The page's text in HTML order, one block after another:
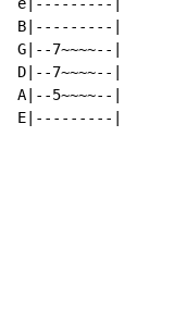
e|---------|
B|---------|
G|--7~~~~--|
D|--7~~~~--|
A|--5~~~~--|
E|---------|